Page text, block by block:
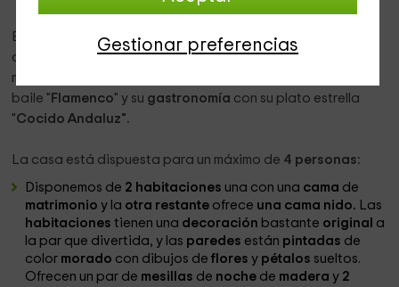
Gestionar preferencias
Estamos situados a 1 hora de la provincia de Sevilla
capital de
Andalucía, Sevilla es un destinoturístico
más demandado debido a su gran fama por el famosísimo
baile " Flamenco" y su gastronomía con su plato estrella
"Cocido Andaluz".
La casa está dispuesta para un máximo de 4 personas:
Disponemos de 2 habitaciones una con una cama de
matrimonio y la otra restante ofrece una cama nido. Las
habitaciones tienen una decoración bastante original a
la par que divertida, y las paredes están pintadas de
color morado con dibujos deflores y pétalos sueltos.
Ofrecen un par de mesillas de noche de madera y 2